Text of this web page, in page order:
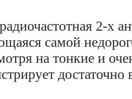
2-х
самой
на тонкие и
достаточно